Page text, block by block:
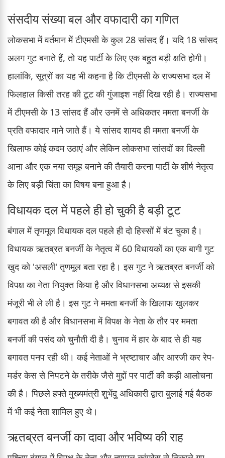
संसदीय संख्या बल और वफादारी का गणित
लोकसभा में वर्तमान में टीएमसी के कुल 28 सांसद हैं। यदि 18 सांसद
अलग गुट बनाते हैं, तो यह पार्टी के लिए एक बहुत बड़ी क्षति होगी।
हालांकि, सूत्रों का यह भी कहना है कि टीएमसी के राज्यसभा दल में
फिलहाल किसी तरह की टूट की गुंजाइश नहीं दिख रही है। राज्यसभा
में टीएमसी के 13 सांसद हैं और उनमें से अधिकतर ममता बनर्जी के
प्रति वफादार माने जाते हैं। ये सांसद शायद ही ममता बनर्जी के
खिलाफ कोई कदम उठाएं और लेकिन लोकसभा सांसदों का दिल्ली
आना और एक नया समूह बनाने की तैयारी करना पार्टी के शीर्ष नेतृत्व
के लिए बड़ी चिंता का विषय बना हुआ है।
विधायक दल में पहले ही हो चुकी है बड़ी टूट
बंगाल में तृणमूल विधायक दल पहले ही दो हिस्सों में बंट चुका है।
विधायक ऋतब्रत बनर्जी के नेतृत्व में 60 विधायकों का एक बागी गुट
खुद को 'असली' तृणमूल बता रहा है। इस गुट ने ऋतब्रत बनर्जी को
विपक्ष का नेता नियुक्त किया है और विधानसभा अध्यक्ष से इसकी
मंजूरी भी ले ली है। इस गुट ने ममता बनर्जी के खिलाफ खुलकर
बगावत की है और विधानसभा में विपक्ष के नेता के तौर पर ममता
बनर्जी की पसंद को चुनौती दी है। चुनाव में हार के बाद से ही यह
बगावत पनप रही थी। कई नेताओं ने भ्रष्टाचार और आरजी कर रेप-
मर्डर केस से निपटने के तरीके जैसे मुद्दों पर पार्टी की कड़ी आलोचना
की है। पिछले हफ्ते मुख्यमंत्री शुभेंदु अधिकारी द्वारा बुलाई गई बैठक
में भी कई नेता शामिल हुए थे।
ऋतब्रत बनर्जी का दावा और भविष्य की राह